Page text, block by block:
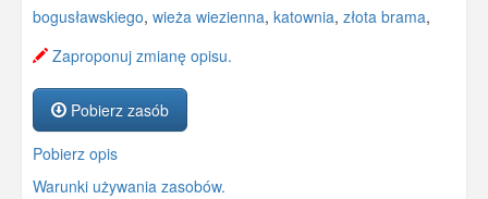
bogusławskiego, wieża wiezienna, katownia, złota brama,
Zaproponuj zmianę opisu.
Pobierz zasób
Pobierz opis
Warunki używania zasobów.